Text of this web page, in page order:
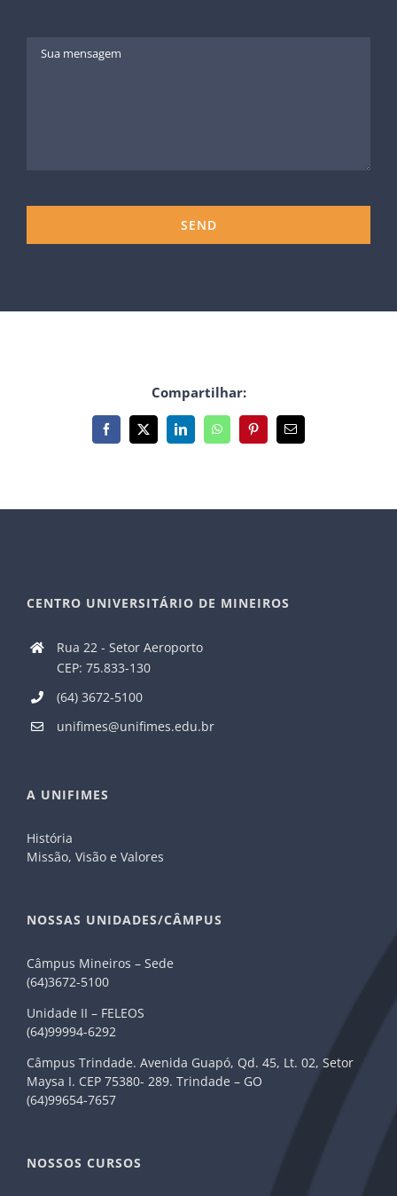
Compartilhar:
Facebook
X LinkedInWhatsAppPinterest
E-
mail
CENTRO UNIVERSITÁRIO DE MINEIROS
Rua 22 - Setor Aeroporto
CEP: 75.833-130
(64) 3672-5100
unifimes@unifimes.edu.br
A UNIFIMES
História
Missão, Visão e Valores
NOSSAS UNIDADES/CÂMPUS
Câmpus Mineiros – Sede
(64)3672-5100
Unidade II – FELEOS
(64)99994-6292
Câmpus Trindade. Avenida Guapó, Qd. 45, Lt. 02, Setor
Maysa I. CEP 75380- 289. Trindade – GO
(64)99654-7657
NOSSOS CURSOS